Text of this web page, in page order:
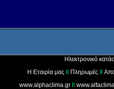
Ηλεκτρονικό
Η Εταιρία μας
Πληρωμές
www.alphaclima.gr